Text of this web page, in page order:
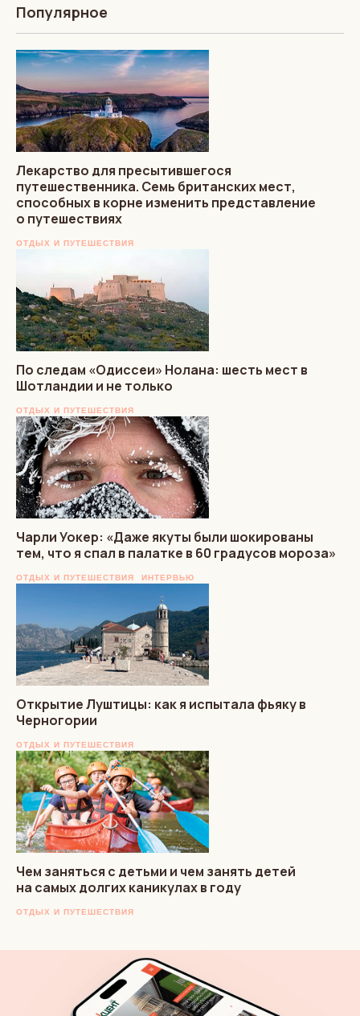
Популярное
Лекарство для пресытившегося
путешественника. Семь британских мест,
способных в корне изменить представление
о путешествиях
ОТДЫХ И ПУТЕШЕСТВИЯ
По следам «Одиссеи» Нолана: шесть мест в
Шотландии и не только
ОТДЫХ И ПУТЕШЕСТВИЯ
Чарли Уокер: «Даже якуты были шокированы
тем, что я спал в палатке в 60 градусов мороза»
ОТДЫХ И ПУТЕШЕСТВИЯ ИНТЕРВЬЮ
Открытие Луштицы: как я испытала фьяку в
Черногории
ОТДЫХ И ПУТЕШЕСТВИЯ
Чем заняться с детьми и чем занять детей
на самых долгих каникулах в году
ОТДЫХ И ПУТЕШЕСТВИЯ